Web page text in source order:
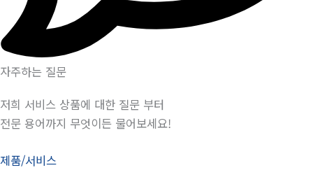
자주하는 질문
저희 서비스 상품에 대한 질문 부터
전문 용어까지 무엇이든 물어보세요!
제품/서비스